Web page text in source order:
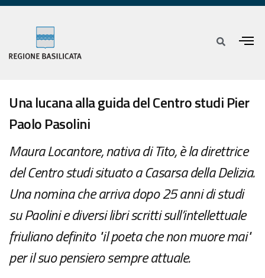
Una lucana alla guida del Centro studi Pier
Paolo Pasolini
Maura Locantore, nativa di Tito, è la direttrice
del Centro studi situato a Casarsa della Delizia.
Una nomina che arriva dopo 25 anni di studi
su Paolini e diversi libri scritti sull’intellettuale
friuliano definito "il poeta che non muore mai"
per il suo pensiero sempre attuale.